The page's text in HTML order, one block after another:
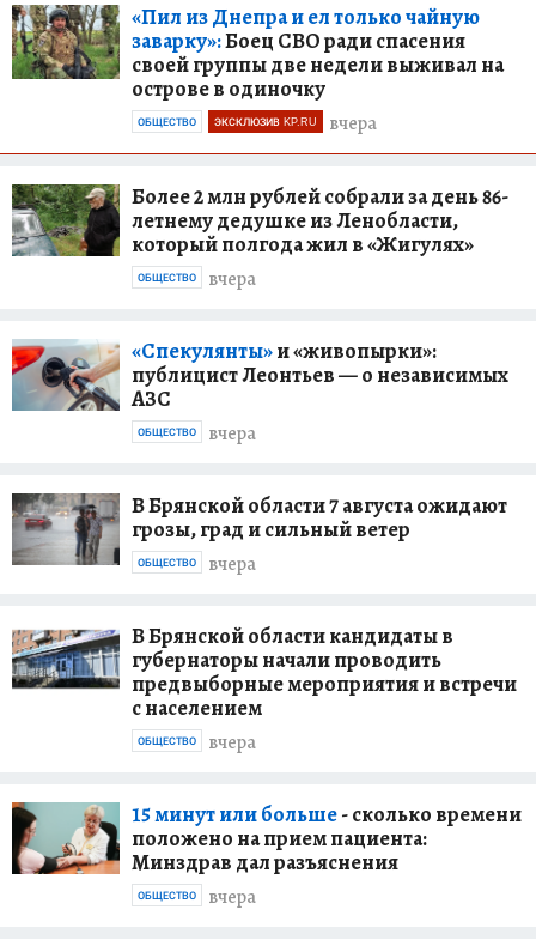
«Пил из Днепра и ел только чайную
заварку»:Боец СВО ради спасения
своей группы две недели выживал на
острове в одиночку
вчера
ОБЩЕСТВО ЭКСКЛЮЗИВ KP.RU
Более 2 млн рублей собрали за день 86-
летнему дедушке из Ленобласти,
который полгода жил в «Жигулях»
вчера
ОБЩЕСТВО
«Спекулянты»и «живопырки»:
публицист Леонтьев — о независимых
АЗС
вчера
ОБЩЕСТВО
В Брянской области 7 августа ожидают
грозы, град и сильный ветер
вчера
ОБЩЕСТВО
В Брянской области кандидаты в
губернаторы начали проводить
предвыборные мероприятия и встречи
с населением
вчера
ОБЩЕСТВО
15 минут или больше- сколько времени
положено на прием пациента:
Минздрав дал разъяснения
вчера
ОБЩЕСТВО